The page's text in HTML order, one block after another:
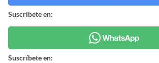
Suscríbete en:
Suscríbete en: